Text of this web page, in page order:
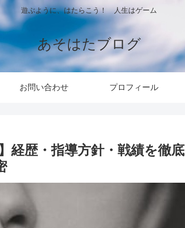
遊ぶように、はたらこう！ 人生はゲーム
あそはたブログ
お問い合わせ プロフィール
経歴・指導方針・戦績を徹底